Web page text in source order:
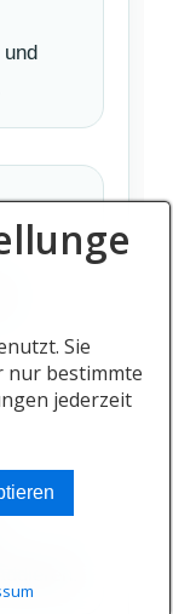
Sie
nur bestimmte
jederzeit